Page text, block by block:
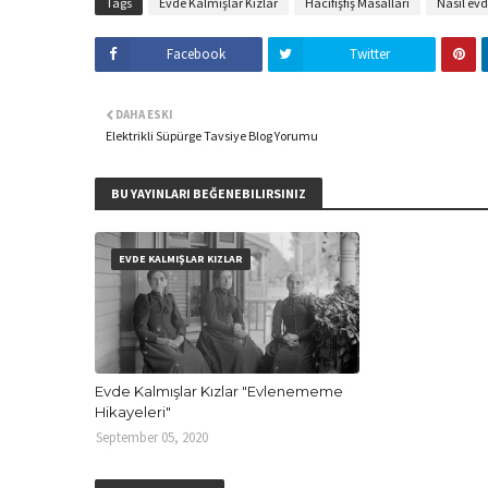
Facebook Twitter
DAHA ESKI
Elektrikli Süpürge Tavsiye Blog Yorumu
BU YAYINLARI BEĞENEBILIRSINIZ
EVDE KALMIŞLAR KIZLAR
Evde Kalmışlar Kızlar "Evlenememe
Hikayeleri"
September 05, 2020